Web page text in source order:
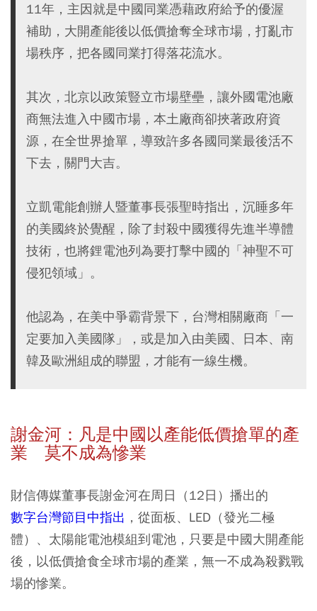
11年，主因就是中國同業憑藉政府給予的優渥
補助，大開產能後以低價搶奪全球市場，打亂市
場秩序，把各國同業打得落花流水。
其次，北京以政策豎立市場壁壘，讓外國電池廠
商無法進入中國市場，本土廠商卻挾著政府資
源，在全世界搶單，導致許多各國同業最後活不
下去，關門大吉。
立凱電能創辦人暨董事長張聖時指出，沉睡多年
的美國終於覺醒，除了封殺中國獲得先進半導體
技術，也將鋰電池列為要打擊中國的「神聖不可
侵犯領域」。
他認為，在美中爭霸背景下，台灣相關廠商「一
定要加入美國隊」，或是加入由美國、日本、南
韓及歐洲組成的聯盟，才能有一線生機。
謝金河：凡是中國以產能低價搶單的產
業 莫不成為慘業
財信傳媒董事長謝金河在周日（12日）播出的
數字台灣節目中指出 ，從面板、LED（發光二極
體）、太陽能電池模組到電池，只要是中國大開產能
後，以低價搶食全球市場的產業，無一不成為殺戮戰
場的慘業。